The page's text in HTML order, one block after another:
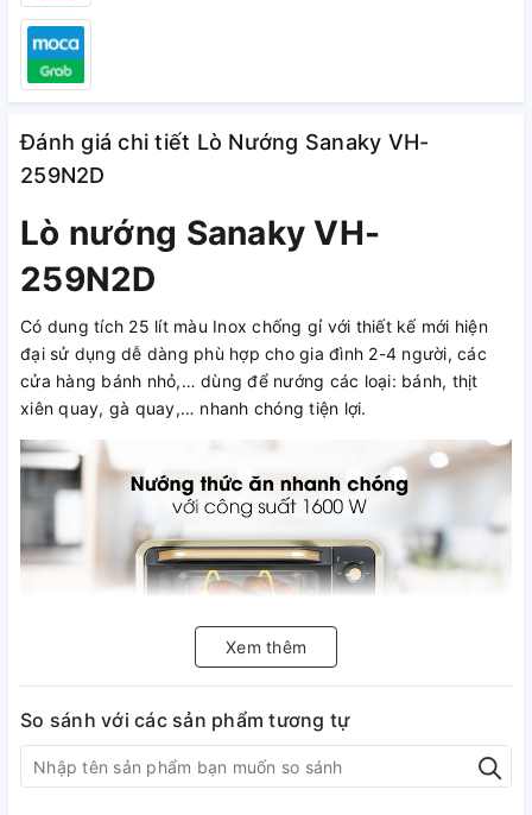
Đánh giá chi tiết Lò Nướng Sanaky VH-
259N2D
Lò nướng Sanaky VH-
259N2D
Có dung tích 25 lít màu Inox chống gỉ với thiết kế mới hiện
đại sử dụng dễ dàng phù hợp cho gia đình 2-4 người, các
cửa hàng bánh nhỏ,… dùng để nướng các loại: bánh, thịt
xiên quay, gà quay,… nhanh chóng tiện lợi.
Lò nướng Sanaky VH-259N2D đa chức năng nướng tiện
dụng
Xem thêm
So sánh với các sản phẩm tương tự